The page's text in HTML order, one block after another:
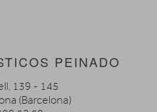
PEINADO
139 - 145
(Barcelona)